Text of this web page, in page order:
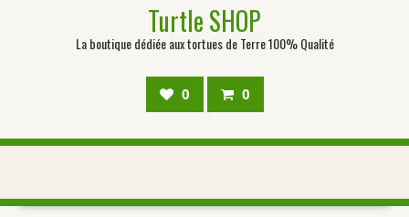
Turtle SHOP
La boutique dédiée aux tortues de Terre 100% Qualité
0 0